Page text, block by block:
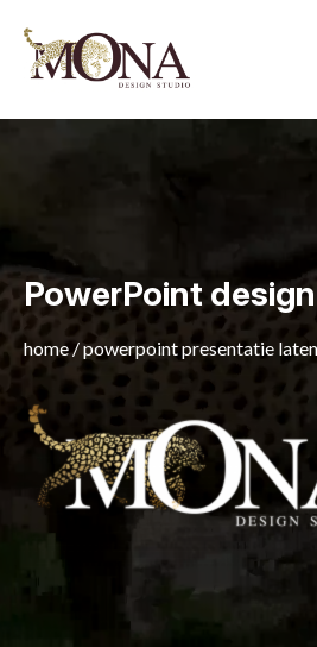
PowerPoint
home /powerpoint presentatie